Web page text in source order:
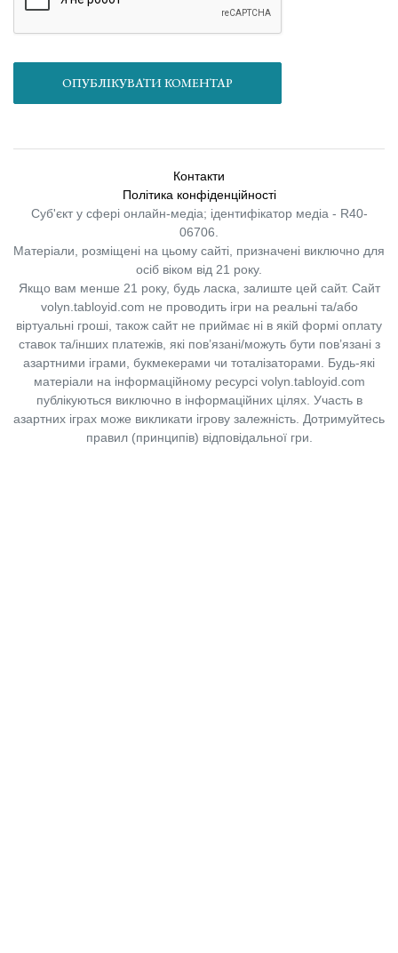
ОПУБЛІКУВАТИ КОМЕНТАР
Контакти
Політика конфіденційності
Суб'єкт у сфері онлайн-медіа; ідентифікатор медіа - R40-
06706.
Матеріали, розміщені на цьому сайті, призначені виключно для
осіб віком від 21 року.
Якщо вам менше 21 року, будь ласка, залиште цей сайт. Сайт
volyn.tabloyid.com не проводить ігри на реальні та/або
віртуальні гроші, також сайт не приймає ні в якій формі оплату
ставок та/інших платежів, які пов’язані/можуть бути пов’язані з
азартними іграми, букмекерами чи тоталізаторами. Будь-які
матеріали на інформаційному ресурсі volyn.tabloyid.com
публікуються виключно в інформаційних цілях. Участь в
азартних іграх може викликати ігрову залежність. Дотримуйтесь
правил (принципів) відповідальної гри.